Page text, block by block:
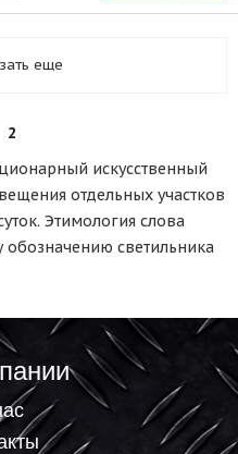
еще
2
искусственный
отдельных участков
Этимология слова
обозначению светильника